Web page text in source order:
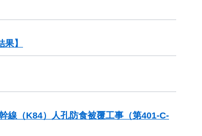
】
線（K84）人孔防食被覆工事（第401-C-